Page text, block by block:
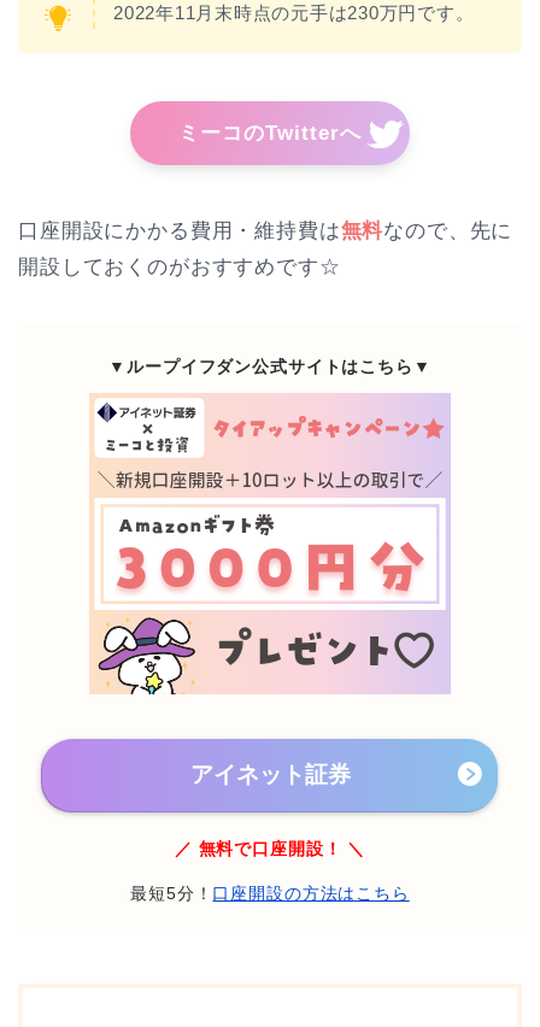
2022年11月末時点の元手は230万円です。
ミーコのTwitterへ
口座開設にかかる費用・維持費は無料なので、先に
開設しておくのがおすすめです☆
▼ループイフダン公式サイトはこちら▼
アイネット証券
／ 無料で口座開設！ ＼
最短5分！ 口座開設の方法はこちら